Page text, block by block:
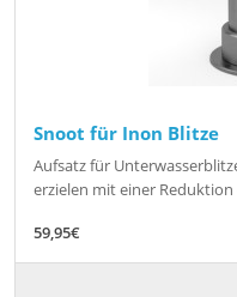
Snoot für Inon Blitze
Aufsatz für
erzielen mit einer Reduktion
59,95€